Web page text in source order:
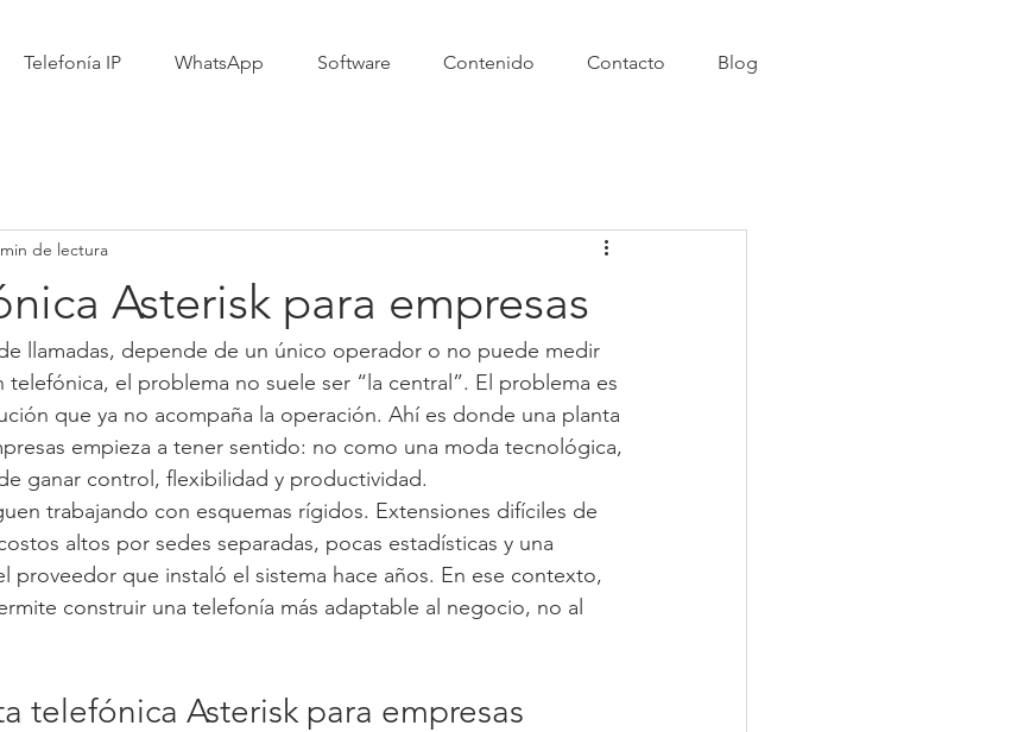
Telefonía IP WhatsApp Software Contenido Contacto Blog
Asterisk para empresas
de lectura
llamadas, depende de un único operador o no puede medir
telefónica, el problema no suele ser “la central”. El problema es
que ya no acompaña la operación. Ahí es donde una planta
empieza a tener sentido: no como una moda tecnológica,
ganar control, flexibilidad y productividad.
trabajando con esquemas rígidos. Extensiones difíciles de
altos por sedes separadas, pocas estadísticas y una
proveedor que instaló el sistema hace años. En ese contexto,
construir una telefonía más adaptable al negocio, no al
telefónica Asterisk para empresas